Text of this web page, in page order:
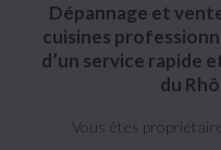
Dépannage et
cuisines
d’un service rapide
du
Vous êtes